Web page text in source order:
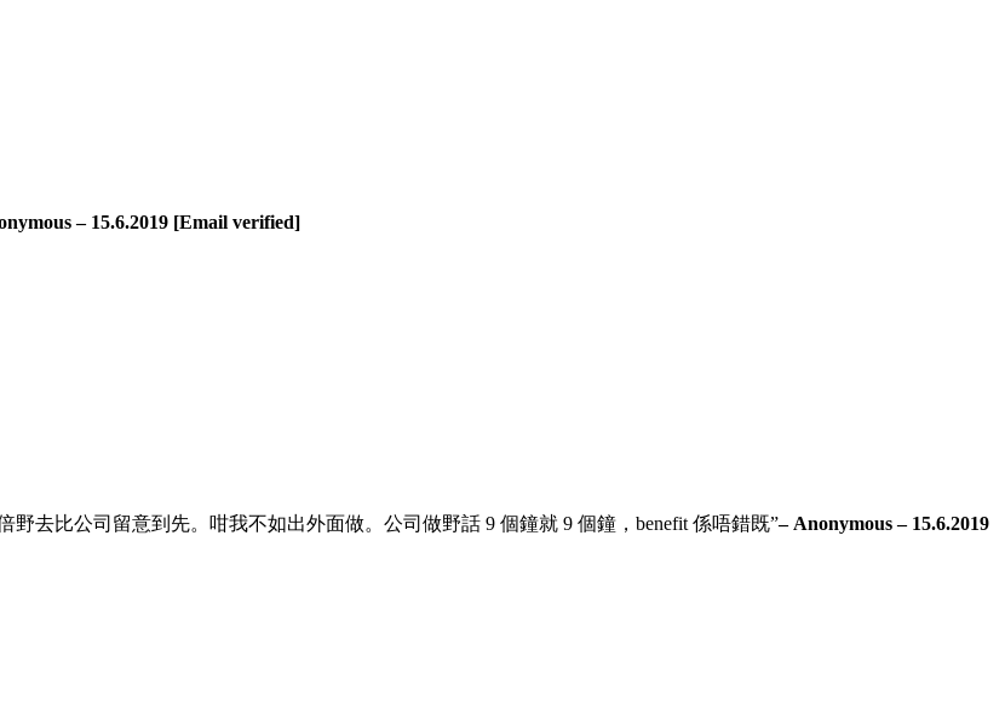
– 15.6.2019 [Email verified]
去比公司留意到先。咁我不如出外面做。公司做野話 9 個鐘就 9 個鐘，benefit 係唔錯既”– Anonymous – 15.6.2019